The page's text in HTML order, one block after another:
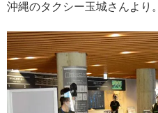
沖縄のタクシー玉城さんより。